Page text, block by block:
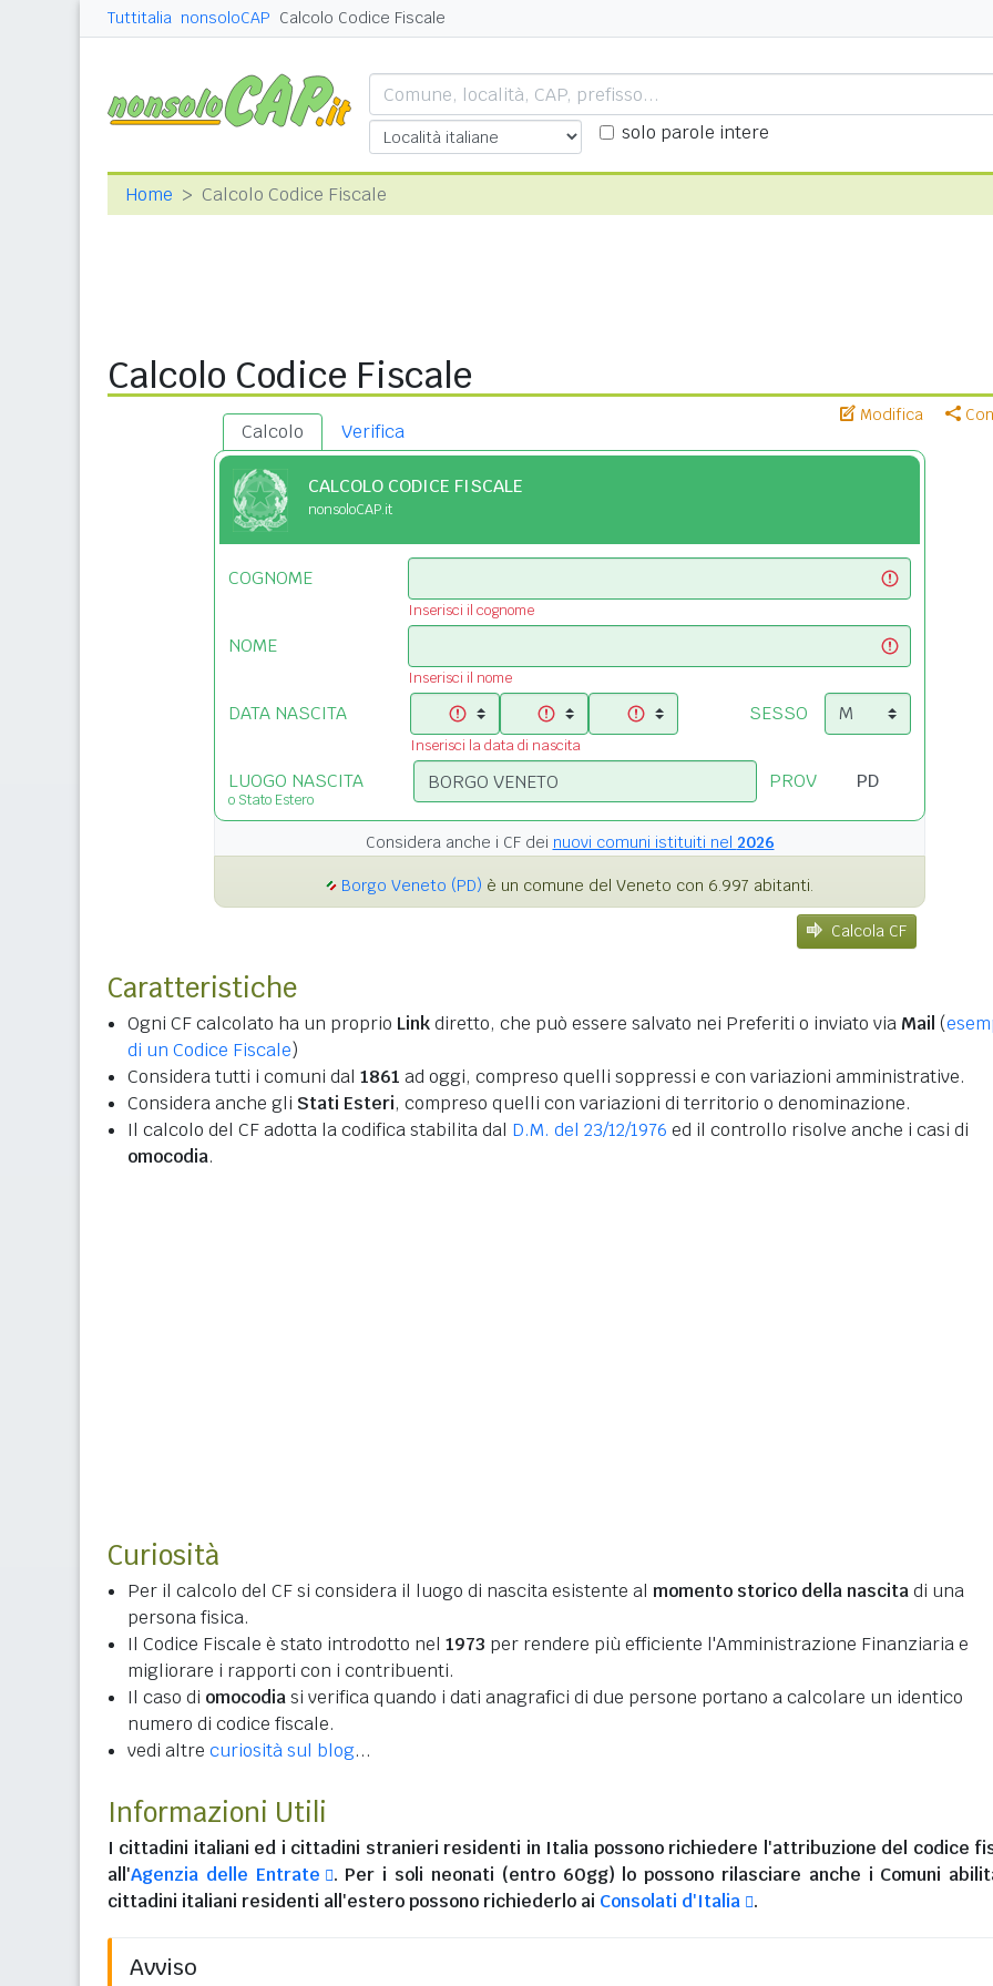
Tuttitalia nonsoloCAP Calcolo Codice Fiscale
solo parole intere
Home Calcolo Codice Fiscale
Calcolo Codice Fiscale
Modifica
Calcolo Verifica
CALCOLO CODICE FISCALE
nonsoloCAP.it
COGNOME
Inserisci il cognome
NOME
Inserisci il nome
DATA NASCITA
Inserisci la data di nascita
SESSO
LUOGO NASCITA
o Stato Estero
PROV
Considera anche i CF dei nuovi comuni istituiti nel 2026
Borgo Veneto (PD) è un comune del Veneto con 6.997 abitanti.
Calcola CF
Caratteristiche
Ogni CF calcolato ha un proprio Linkdiretto, che può essere salvato nei Preferiti o inviato via Mail (
di un Codice Fiscale)
Considera tutti i comuni dal 1861 ad oggi, compreso quelli soppressi e con variazioni amministrative.
Considera anche gli Stati Esteri, compreso quelli con variazioni di territorio o denominazione.
Il calcolo del CF adotta la codifica stabilita dal D.M. del 23/12/1976 ed il controllo risolve anche i casi di
omocodia.
Curiosità
Per il calcolo del CF si considera il luogo di nascita esistente al momento storico della nascitadi una
persona fisica.
Il Codice Fiscale è stato introdotto nel 1973 per rendere più efficiente l'Amministrazione Finanziaria e
migliorare i rapporti con i contribuenti.
Il caso di omocodiasi verifica quando i dati anagrafici di due persone portano a calcolare un identico
numero di codice fiscale.
vedi altre curiosità sul blog...
Informazioni Utili
I cittadini italiani ed i cittadini stranieri residenti in Italia possono richiedere l'attribuzione del codice
all'Agenzia delle Entrate
. Per i soli neonati (entro 60gg) lo possono rilasciare anche i Comuni
cittadini italiani residenti all'esteropossono richiederlo ai Consolati d'Italia .
Avviso